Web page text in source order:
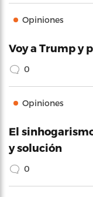
Opiniones
Voy a Trump y
0
Opiniones
El
y solución
0